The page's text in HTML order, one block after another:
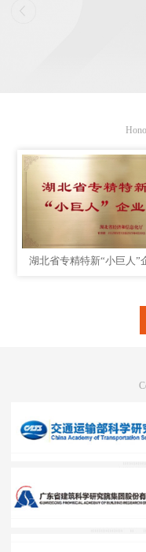
湖北省专精特新“小巨人”